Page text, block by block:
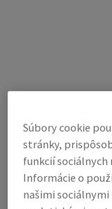
#366383
poštová taška 156 x
smooth/hladký,
Súbory cookie
stránky,
funkcií sociálnych
Informácie o
našimi